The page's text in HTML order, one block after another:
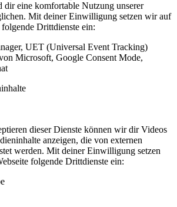
dir eine komfortable Nutzung unserer
Mit deiner Einwilligung setzen wir auf
folgende Drittdienste ein:
UET (Universal Event Tracking)
Microsoft, Google Consent Mode,
dieser Dienste können wir dir Videos
anzeigen, die von externen
werden. Mit deiner Einwilligung setzen
folgende Drittdienste ein: